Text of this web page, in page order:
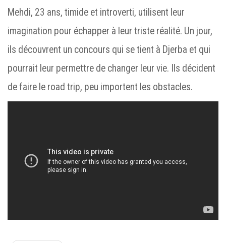
Mehdi, 23 ans, timide et introverti, utilisent leur
imagination pour échapper à leur triste réalité. Un jour,
ils découvrent un concours qui se tient à Djerba et qui
pourrait leur permettre de changer leur vie. Ils décident
de faire le road trip, peu importent les obstacles.